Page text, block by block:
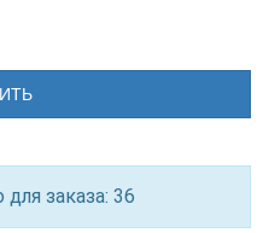
заказа: 36